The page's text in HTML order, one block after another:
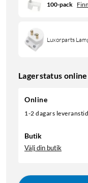
100-pack
Luxorparts
Lagerstatus
Online
1-2 dagars leveranstid
Butik
Välj din butik